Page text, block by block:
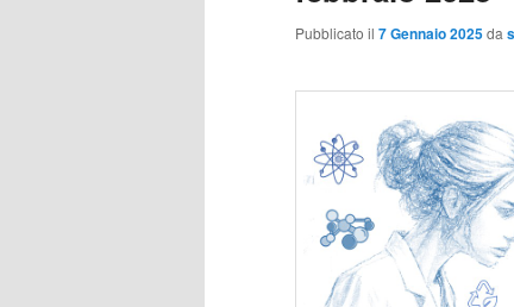
Pubblicato il 7 Gennaio 2025da